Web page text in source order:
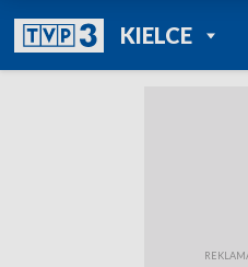
KIELCEPOWRÓT
TVP